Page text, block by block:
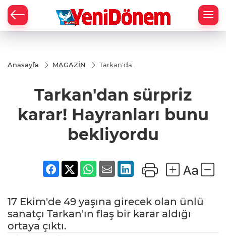
Anasayfa MAGAZİN
Tarkan'dan
Hayranları
bunu
Tarkan'dan sürpriz
karar! Hayranları bunu
bekliyordu
17 Ekim'de 49 yaşına girecek olan ünlü
sanatçı Tarkan'ın flaş bir karar aldığı
ortaya çıktı.